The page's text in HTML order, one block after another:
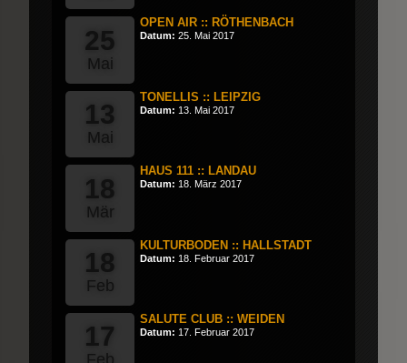
25
Mai
OPEN AIR :: RÖTHENBACH
Datum: 25. Mai 2017
13
Mai
TONELLIS :: LEIPZIG
Datum: 13. Mai 2017
18
Mär
HAUS 111 :: LANDAU
Datum: 18. März 2017
18
Feb
KULTURBODEN :: HALLSTADT
Datum: 18. Februar 2017
17
SALUTE CLUB :: WEIDEN
Datum: 17. Februar 2017